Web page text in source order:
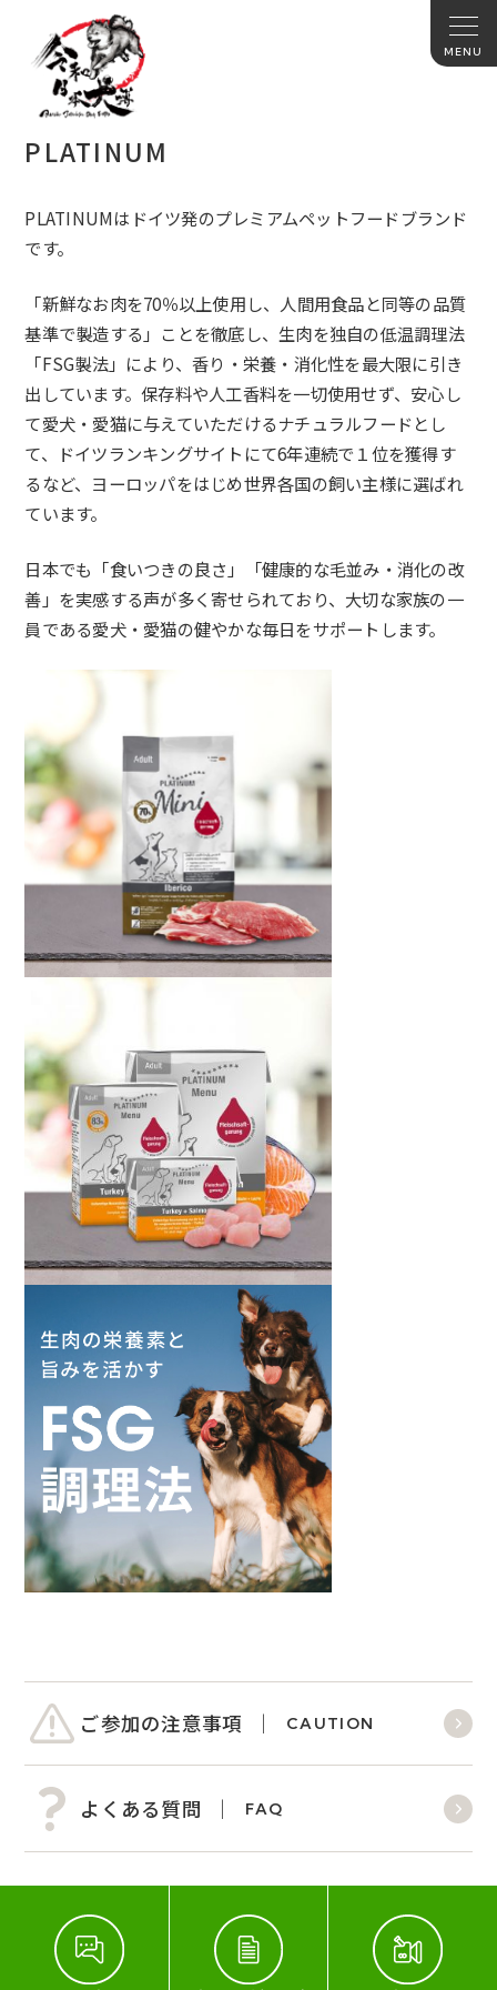
PLATINUM
PLATINUMはドイツ発のプレミアムペットフードブランド
です。
「新鮮なお肉を70％以上使用し、 人間用食品と同等の品質
基準で製造する」ことを徹底し、 生肉を独自の低温調理法
「FSG製法」により、香り・栄養・ 消化性を最大限に引き
出しています。保存料や人工香料を一切使用せず、安心し
て愛犬・ 愛猫に与えていただけるナチュラルフードとし
て、
ドイツランキングサイトにて6年連続で１位を獲得す
るなど、 ヨーロッパをはじめ世界各国の飼い主様に選ばれ
ています。
日本でも「食いつきの良さ」「健康的な毛並み・消化の改
善」 を実感する声が多く寄せられており、 大切な家族の一
員である愛犬・ 愛猫の健やかな毎日をサポートします。
ご参加の注意事項 CAUTION
よくある質問 FAQ